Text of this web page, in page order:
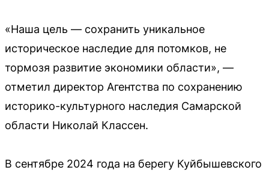
«Наша цель — сохранить уникальное
историческое наследие для потомков, не
тормозя развитие экономики области», —
отметил директор Агентства по сохранению
историко-культурного наследия Самарской
области Николай Классен.
В сентябре 2024 года на берегу Куйбышевского